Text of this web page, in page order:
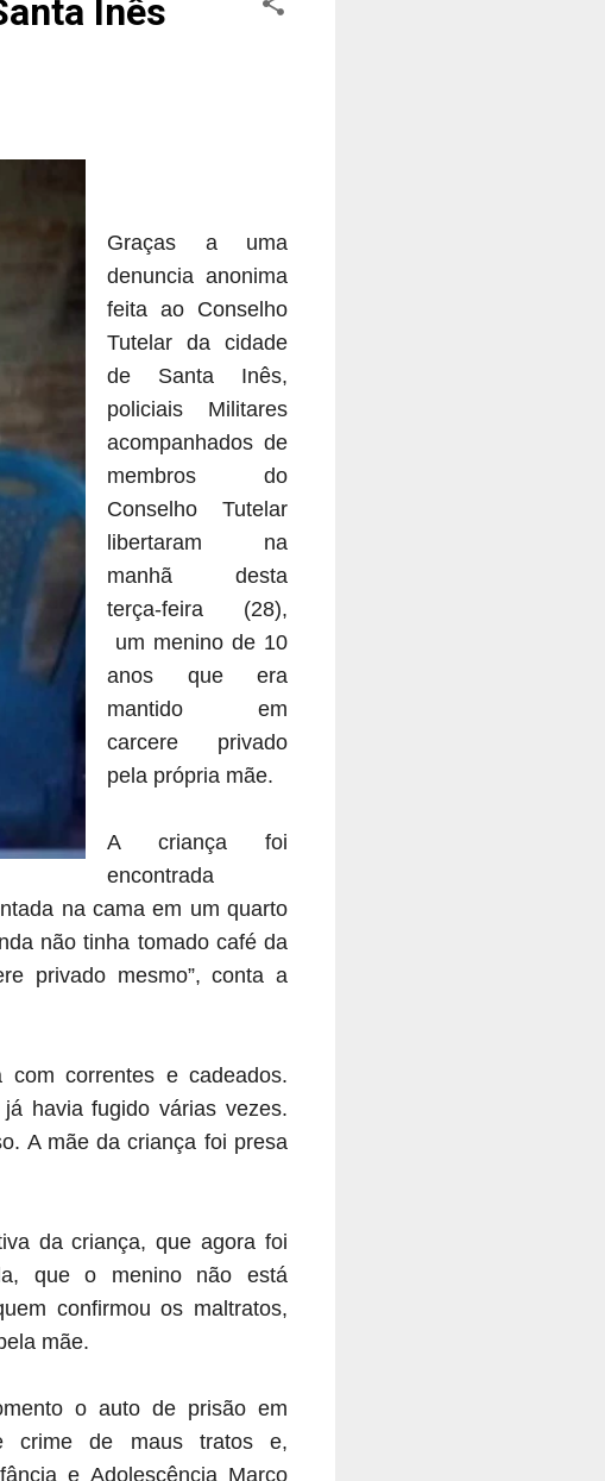
Inês
Graças a uma
denuncia anonima
feita ao Conselho
Tutelar da cidade
de Santa Inês,
policiais Militares
acompanhados de
membros do
Conselho Tutelar
libertaram na
manhã desta
terça-feira (28),
um menino de 10
anos que era
mantido em
carcere privado
pela própria mãe.
A criança foi
encontrada
na cama em um quarto
não tinha tomado café da
privado mesmo”, conta a
correntes e cadeados.
havia fugido várias vezes.
A mãe da criança foi presa
da criança, que agora foi
que o menino não está
confirmou os maltratos,
mãe.
o auto de prisão em
crime de maus tratos e,
e Adolescência Marco